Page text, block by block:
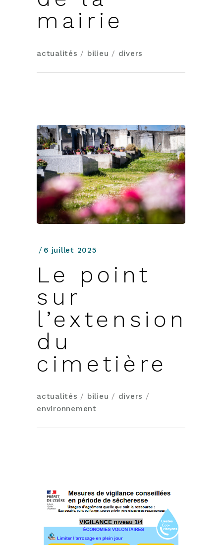
mairie
actualités / bilieu / divers
6 juillet 2025
Le point
sur
l’extension
du
cimetière
actualités / bilieu / divers /
environnement